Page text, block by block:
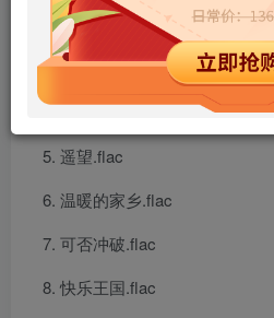
不可一世.flac
Bye Bye.flac
Bye-Bye.flac
遥望.flac
温暖的家乡.flac
可否冲破.flac
快乐王国.flac